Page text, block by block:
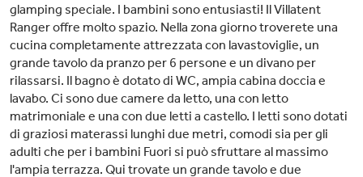
glamping speciale. I bambini sono entusiasti! Il Villatent
Ranger offre molto spazio. Nella zona giorno troverete una
cucina completamente attrezzata con lavastoviglie, un
grande tavolo da pranzo per 6 persone e un divano per
rilassarsi. Il bagno è dotato di WC, ampia cabina doccia e
lavabo. Ci sono due camere da letto, una con letto
matrimoniale e una con due letti a castello. I letti sono dotati
di graziosi materassi lunghi due metri, comodi sia per gli
adulti che per i bambini Fuori si può sfruttare al massimo
l'ampia terrazza. Qui trovate un grande tavolo e due